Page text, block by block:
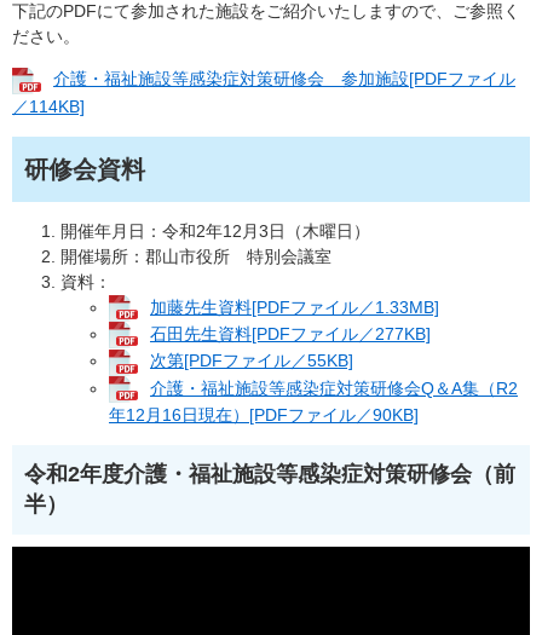
下記のPDFにて参加された施設をご紹介いたしますので、ご参照く
ださい。
介護・福祉施設等感染症対策研修会 参加施設[PDFファイル
／114KB]
研修会資料
開催年月日：令和2年12月3日（木曜日）
開催場所：郡山市役所 特別会議室
資料：
加藤先生資料[PDFファイル／1.33MB]
石田先生資料[PDFファイル／277KB]
次第[PDFファイル／55KB]
介護・福祉施設等感染症対策研修会Q＆A集（R2
年12月16日現在）[PDFファイル／90KB]
令和2年度介護・福祉施設等感染症対策研修会（前
半）